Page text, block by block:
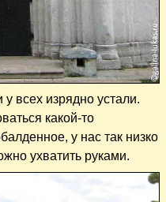
всех изрядно устали.
какой-то
у нас так низко
ухватить руками.